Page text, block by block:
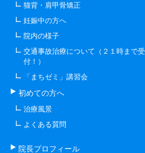
猫背・肩甲骨矯正
妊娠中の方へ
院内の様子
交通事故治療について（２１時まで受
付！）
「まちゼミ」講習会
初めての方へ
治療風景
よくある質問
院長プロフィール